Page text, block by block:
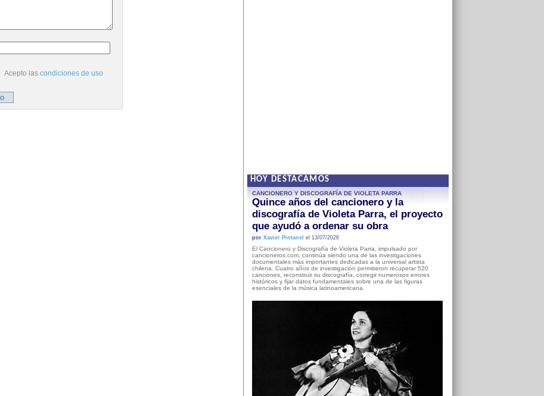
Acepto las condiciones de uso
HOY DESTACAMOS
CANCIONERO Y DISCOGRAFÍA DE VIOLETA PARRA
Quince años del cancionero y la
discografía de Violeta Parra, el proyecto
que ayudó a ordenar su obra
por Xavier Pintanel el 13/07/2026
El Cancionero y Discografía de Violeta Parra, impulsado por
cancioneros.com, continúa siendo una de las investigaciones
documentales más importantes dedicadas a la universal artista
chilena. Cuatro años de investigación permitieron recuperar 520
canciones, reconstruir su discografía, corregir numerosos errores
históricos y fijar datos fundamentales sobre una de las figuras
esenciales de la música latinoamericana.